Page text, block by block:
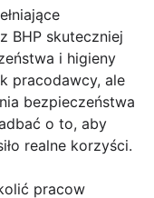
BHP skuteczniej
i higieny
pracodawcy, ale
bezpieczeństwa
o to, aby
realne korzyści.
pracow